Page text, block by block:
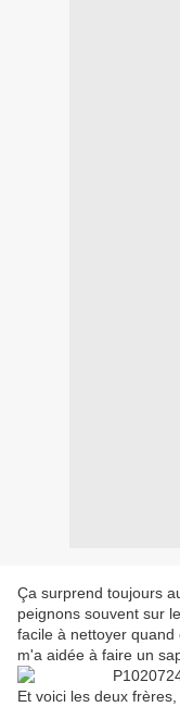
Ça surprend toujours
peignons souvent sur
facile à nettoyer
m'a aidée à faire un
Et voici les deux